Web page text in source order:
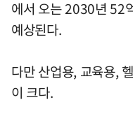
에서 오는 2030년 52
예상된다.
다만 산업용, 교육용,
이 크다.